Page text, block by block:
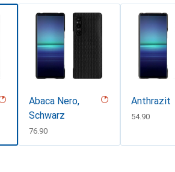
Abaca Nero,
Schwarz
CHF
76.90
Anthrazit
CHF
54.90